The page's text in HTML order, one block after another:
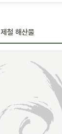
철 해산물